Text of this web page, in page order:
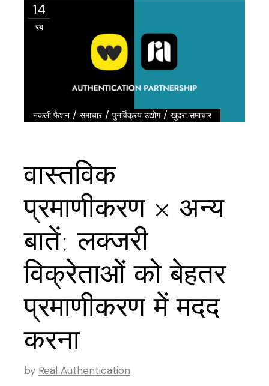
14
रब
नकली फैशन /समाचार/पुनर्विक्रय उद्योग/खुदरा समाचार
वास्तविक
प्रमाणीकरण × अन्य
बातें: लक्जरी
विक्रेताओं को बेहतर
प्रमाणीकरण में मदद
करना
by Real Authentication